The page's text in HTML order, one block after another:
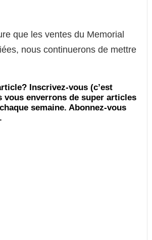
que les ventes du Memorial
nous continuerons de mettre
Inscrivez-vous (c’est
vous enverrons de super articles
semaine. Abonnez-vous